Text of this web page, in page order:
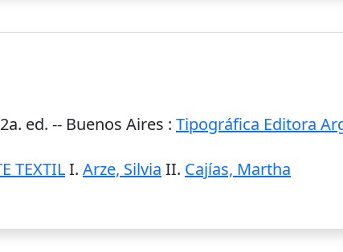
ed. -- Buenos Aires : Tipográfica Editora
TEXTILI. Arze, Silvia II. Cajías, Martha